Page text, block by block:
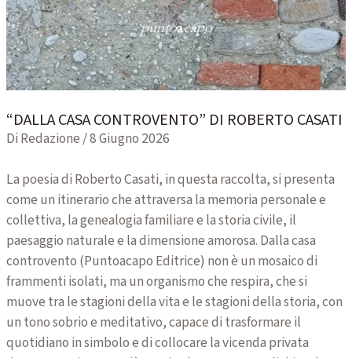
“DALLA CASA CONTROVENTO” DI ROBERTO CASATI
Di Redazione / 8 Giugno 2026
La poesia di Roberto Casati, in questa raccolta, si presenta
come un itinerario che attraversa la memoria personale e
collettiva, la genealogia familiare e la storia civile, il
paesaggio naturale e la dimensione amorosa. Dalla casa
controvento (Puntoacapo Editrice) non è un mosaico di
frammenti isolati, ma un organismo che respira, che si
muove tra le stagioni della vita e le stagioni della storia, con
un tono sobrio e meditativo, capace di trasformare il
quotidiano in simbolo e di collocare la vicenda privata